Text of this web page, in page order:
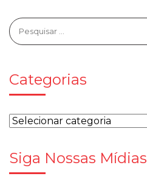
Categorias
Siga Nossas Mídias